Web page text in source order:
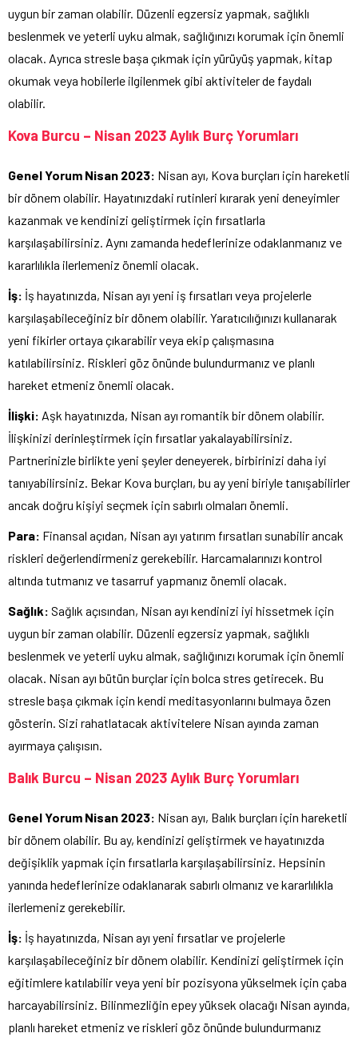
uygun bir zaman olabilir. Düzenli egzersiz yapmak, sağlıklı
beslenmek ve yeterli uyku almak, sağlığınızı korumak için önemli
olacak. Ayrıca stresle başa çıkmak için yürüyüş yapmak, kitap
okumak veya hobilerle ilgilenmek gibi aktiviteler de faydalı
olabilir.
Kova Burcu – Nisan 2023 Aylık Burç Yorumları
Genel Yorum Nisan 2023: Nisan ayı, Kova burçları için hareketli
bir dönem olabilir. Hayatınızdaki rutinleri kırarak yeni deneyimler
kazanmak ve kendinizi geliştirmek için fırsatlarla
karşılaşabilirsiniz. Aynı zamanda hedeflerinize odaklanmanız ve
kararlılıkla ilerlemeniz önemli olacak.
İş: İş hayatınızda, Nisan ayı yeni iş fırsatları veya projelerle
karşılaşabileceğiniz bir dönem olabilir. Yaratıcılığınızı kullanarak
yeni fikirler ortaya çıkarabilir veya ekip çalışmasına
katılabilirsiniz. Riskleri göz önünde bulundurmanız ve planlı
hareket etmeniz önemli olacak.
İlişki: Aşk hayatınızda, Nisan ayı romantik bir dönem olabilir.
İlişkinizi derinleştirmek için fırsatlar yakalayabilirsiniz.
Partnerinizle birlikte yeni şeyler deneyerek, birbirinizi daha iyi
tanıyabilirsiniz. Bekar Kova burçları, bu ay yeni biriyle tanışabilirler
ancak doğru kişiyi seçmek için sabırlı olmaları önemli.
Para: Finansal açıdan, Nisan ayı yatırım fırsatları sunabilir ancak
riskleri değerlendirmeniz gerekebilir. Harcamalarınızı kontrol
altında tutmanız ve tasarruf yapmanız önemli olacak.
Sağlık: Sağlık açısından, Nisan ayı kendinizi iyi hissetmek için
uygun bir zaman olabilir. Düzenli egzersiz yapmak, sağlıklı
beslenmek ve yeterli uyku almak, sağlığınızı korumak için önemli
olacak. Nisan ayı bütün burçlar için bolca stres getirecek. Bu
stresle başa çıkmak için kendi meditasyonlarını bulmaya özen
gösterin. Sizi rahatlatacak aktivitelere Nisan ayında zaman
ayırmaya çalışısın.
Balık Burcu – Nisan 2023 Aylık Burç Yorumları
Genel Yorum Nisan 2023: Nisan ayı, Balık burçları için hareketli
bir dönem olabilir. Bu ay, kendinizi geliştirmek ve hayatınızda
değişiklik yapmak için fırsatlarla karşılaşabilirsiniz. Hepsinin
yanında hedeflerinize odaklanarak sabırlı olmanız ve kararlılıkla
ilerlemeniz gerekebilir.
İş: İş hayatınızda, Nisan ayı yeni fırsatlar ve projelerle
karşılaşabileceğiniz bir dönem olabilir. Kendinizi geliştirmek için
eğitimlere katılabilir veya yeni bir pozisyona yükselmek için çaba
harcayabilirsiniz. Bilinmezliğin epey yüksek olacağı Nisan ayında,
planlı hareket etmeniz ve riskleri göz önünde bulundurmanız